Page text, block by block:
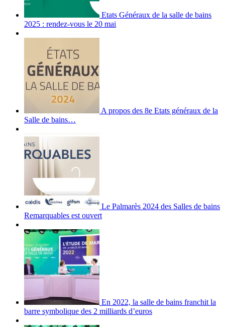
Etats Généraux de la salle de bains
2025 : rendez-vous le 20 mai
A propos des 8e Etats généraux de la
Salle de bains…
Le Palmarès 2024 des Salles de bains
Remarquables est ouvert
En 2022, la salle de bains franchit la
barre symbolique des 2 milliards d’euros